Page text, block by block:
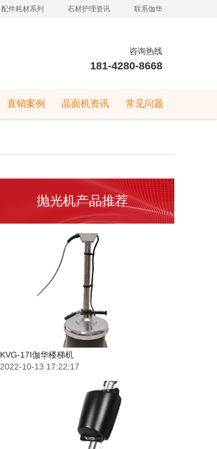
配件耗材系列 石材护理资讯 联系伽华
咨询热线
181-4280-8668
直销案例 晶面机资讯 常见问题
抛光机产品推荐
KVG-17I伽华楼梯机
2022-10-13 17:22:17